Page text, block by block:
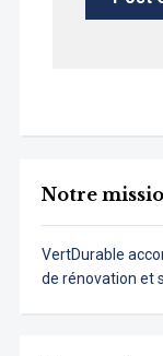
Notre
VertDurable
de rénovation et